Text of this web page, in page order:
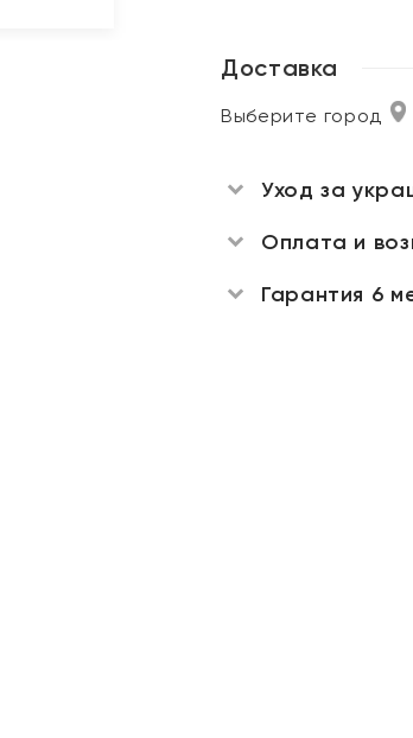
Доставка
Выберите город
Уход за
Оплата и
Гарантия 6